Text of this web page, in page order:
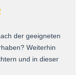
der geeigneten
Weiterhin
und in dieser